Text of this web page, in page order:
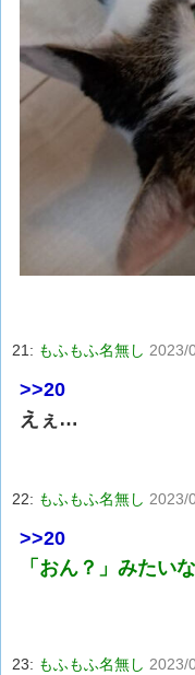
21: もふもふ名無し 2023/
>>20
えぇ…
22: もふもふ名無し 2023/
>>20
「おん？」みたい
23: もふもふ名無し 2023/